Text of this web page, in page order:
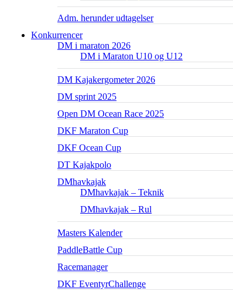
Adm. herunder udtagelser
Konkurrencer
DM i maraton 2026
DM i Maraton U10 og U12
DM Kajakergometer 2026
DM sprint 2025
Open DM Ocean Race 2025
DKF Maraton Cup
DKF Ocean Cup
DT Kajakpolo
DMhavkajak
DMhavkajak – Teknik
DMhavkajak – Rul
Masters Kalender
PaddleBattle Cup
Racemanager
DKF EventyrChallenge